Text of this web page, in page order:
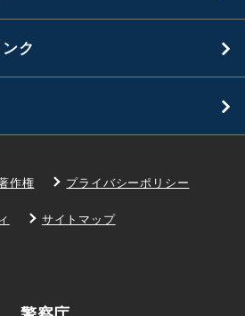
ク
作権 プライバシーポリシー
サイトマップ